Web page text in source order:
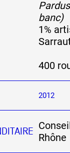
banc)
1%
400
2012
Rhône